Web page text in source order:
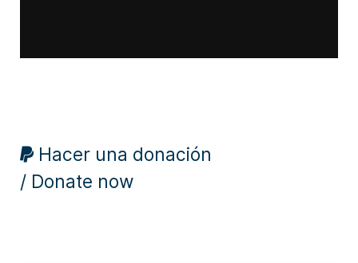
Hacer una donación
/ Donate now